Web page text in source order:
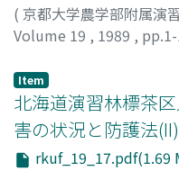
( 京都大学農学部附属演
Volume 19 , 1989 ,
Item
北海道演習林標茶
害の状況と防護法(II)
rkuf_19_17.pdf(1.69